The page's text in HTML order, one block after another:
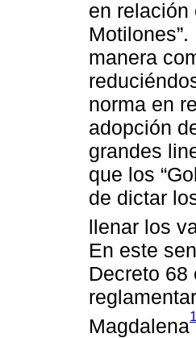
en relación
manera
norma en
adopción
grandes
que los
de dictar
llenar los
En este
Decreto 68
Magdalena